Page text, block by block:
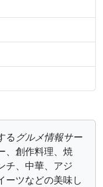
る グルメ情報サー
、創作料理、焼
チ、中華、アジ
ーツなどの美味し